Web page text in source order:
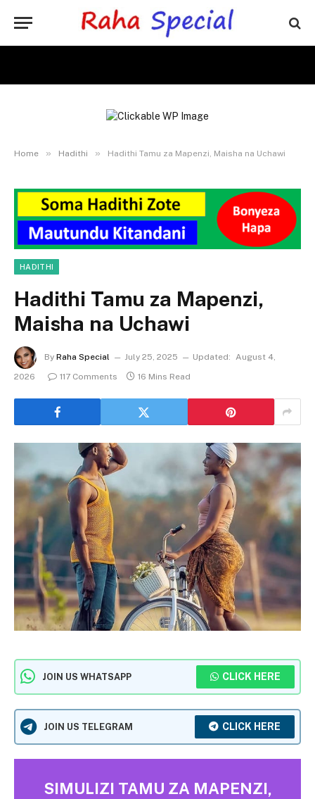
Home » Hadithi » Hadithi Tamu za Mapenzi, Maisha na Uchawi
HADITHI
Hadithi Tamu za Mapenzi,
Maisha na Uchawi
By Raha Special July 25, 2025 Updated: August 4,
2026
117 Comments 16 Mins Read
JOIN US WHATSAPP CLICK HERE
JOIN US TELEGRAM CLICK HERE
SIMULIZI TAMU ZA MAPENZI,